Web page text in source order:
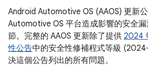
Android Automotive OS (AAOS) 更新
Automotive OS 平台造成影響的安全
節。完整的 AAOS 更新除了提供 2024
性公告中的安全性修補程式等級
決這個公告列出的所有問題。